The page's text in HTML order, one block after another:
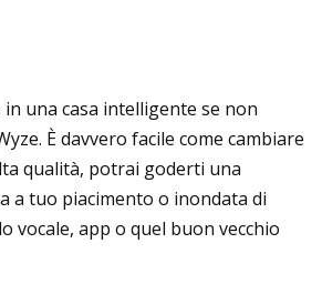
una casa intelligente se non
È davvero facile come cambiare
qualità, potrai goderti una
a tuo piacimento o inondata di
vocale, app o quel buon vecchio